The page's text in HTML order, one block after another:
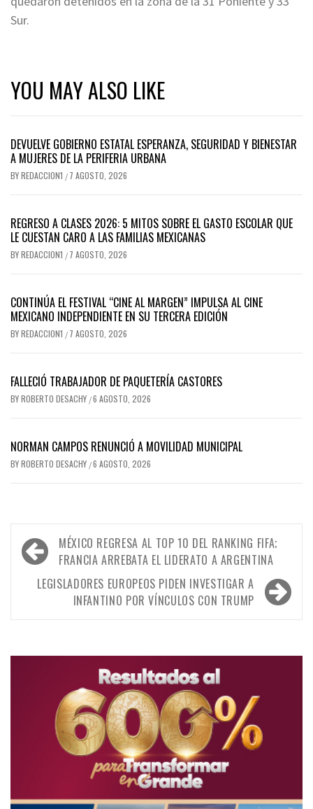
Sur.
YOU MAY ALSO LIKE
DEVUELVE GOBIERNO ESTATAL ESPERANZA, SEGURIDAD Y BIENESTAR
A MUJERES DE LA PERIFERIA URBANA
BYREDACCION1 / 7 AGOSTO, 2026
REGRESO A CLASES 2026: 5 MITOS SOBRE EL GASTO ESCOLAR QUE
LE CUESTAN CARO A LAS FAMILIAS MEXICANAS
BYREDACCION1 / 7 AGOSTO, 2026
CONTINÚA EL FESTIVAL “CINE AL MARGEN” IMPULSA AL CINE
MEXICANO INDEPENDIENTE EN SU TERCERA EDICIÓN
BYREDACCION1 / 7 AGOSTO, 2026
FALLECIÓ TRABAJADOR DE PAQUETERÍA CASTORES
BYROBERTO DESACHY /6 AGOSTO, 2026
NORMAN CAMPOS RENUNCIÓ A MOVILIDAD MUNICIPAL
BYROBERTO DESACHY /6 AGOSTO, 2026
Navegación
de
entradas
MÉXICO REGRESA AL TOP 10 DEL RANKING FIFA;
FRANCIA ARREBATA EL LIDERATO A ARGENTINA
LEGISLADORES EUROPEOS PIDEN INVESTIGAR A
INFANTINO POR VÍNCULOS CON TRUMP